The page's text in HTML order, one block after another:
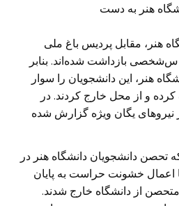
دانشگاه هنر به دست
هنر، مقابل‌ پردیس باغ ملی
بازداشت شده‌اند. بنابر
هنر، این دانشجویان را سوار
و از محل خارج کردند. در
نیروهای یگان ویژه گزارش شده
تحصن دانشجویان دانشگاه هنر در
۲۵ خرداد با اعمال خشونت حراست به پایان
از دانشگاه خارج شدند.